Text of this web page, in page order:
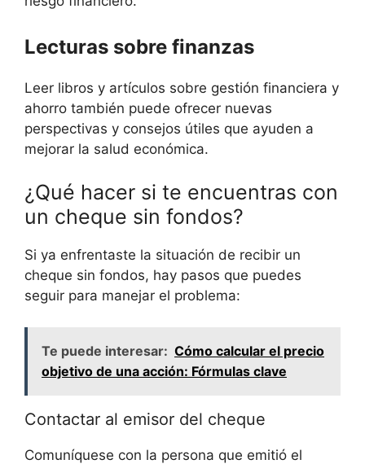
Lecturas sobre finanzas
Leer libros y artículos sobre gestión financiera y
ahorro también puede ofrecer nuevas
perspectivas y consejos útiles que ayuden a
mejorar la salud económica.
¿Qué hacer si te encuentras con
un cheque sin fondos?
Si ya enfrentaste la situación de recibir un
cheque sin fondos, hay pasos que puedes
seguir para manejar el problema:
Te puede interesar: Cómo calcular el precio
objetivo de una acción: Fórmulas clave
Contactar al emisor del cheque
Comuníquese con la persona que emitió el